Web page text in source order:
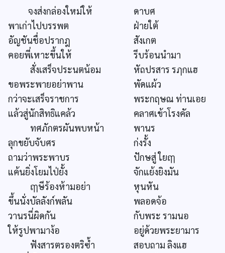
จงส่งกล่องใหม่ให้
ดาบศ
พาเก่าไปบรรพต
ฝ่ายใต้
อัญชันชื่อปรากฎ
สังเกต
คอยพี่เหาะขึ้นให้
รีบร้อนนำมา
สั่งเสร็จประนตน้อม
หัถปรสาร รฦกแฮ
ขอพระพายอย่าพาน
พัดแผ้ว
กว่าจะเสร็จราชการ
พระกฤษณ ท่านเอย
แล้วสู่นักสิทธิแคล้ว
คลาศเข้าโรงคัล
ทศภักตรผันพบหน้า
พานร
ลุกขยับจับศร
ก่งรั้ง
ถามว่าพระพาบร
ปักษสู่ ใยฤๅ
แค้นยิ่งโยมไป่ยั้ง
จักแย้งยิงมัน
ฤๅษีร้องห้ามอย่า
หุนหัน
ขึ้นนั่งบัลลังก์พลัน
พลอดจ้อ
วานรนี่ผิดกัน
กับพระ รามนอ
ให้รูปพามาง้อ
อยู่ด้วยพระยามาร
ฟังสารตรองตริซ้ำ
สอบถาม ลิงแฮ